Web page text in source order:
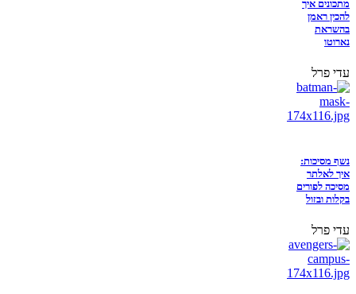
מתכונים איך
להכין ראמן
בהשראת
נארוטו
עדי פרל
נשף מסיכות:
איך לאלתר
מסיכה לפורים
בקלות ובזול
עדי פרל